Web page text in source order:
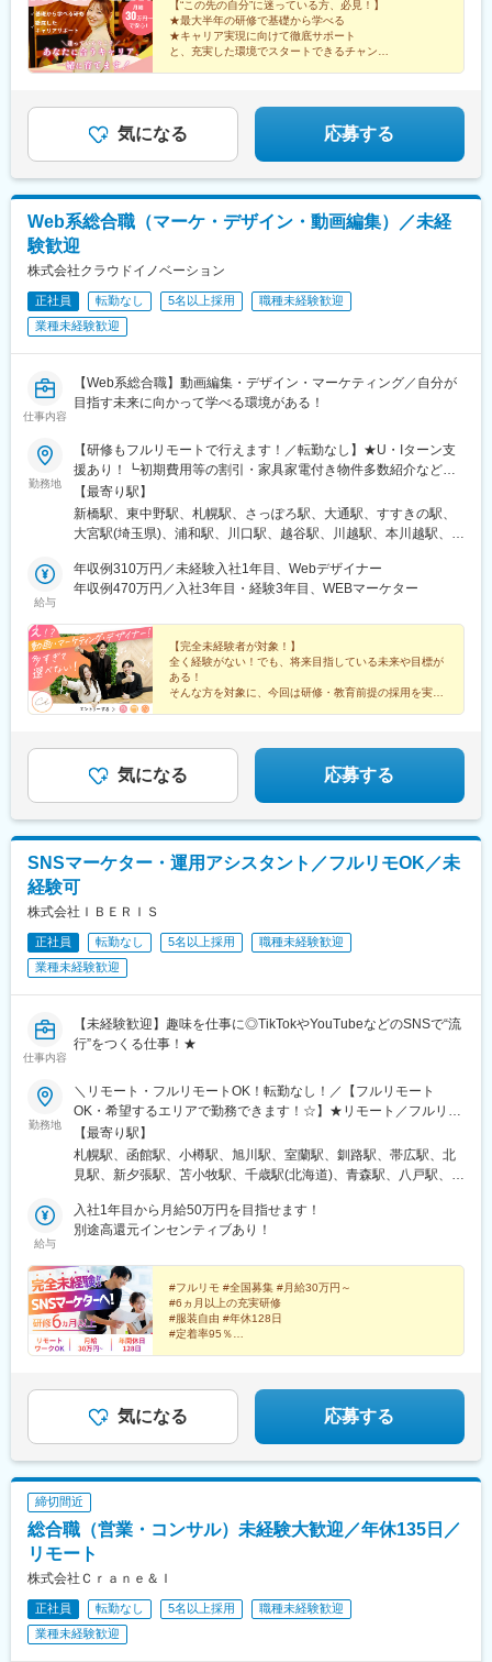
【“この先の自分”に迷っている方、必見！】
★最大半年の研修で基礎から学べる
★キャリア実現に向けて徹底サポート
と、充実した環境でスタートできるチャンス♪
★フルリモート可
★社宅・家賃補助あり
気になる 応募する
Web系総合職（マーケ・デザイン・動画編集）／未経
験歓迎
株式会社クラウドイノベーション
正社員 転勤なし 5名以上採用
職種未経験歓迎
業種未経験歓迎
仕事内容
【Web系総合職】動画編集・デザイン・マーケティング／自分が
目指す未来に向かって学べる環境がある！
勤務地
【研修もフルリモートで行えます！／転勤なし】★U・Iターン支
援あり！┗初期費用等の割引・家具家電付き物件多数紹介など★
フルリモート・テレワークOKな案件も！＜本社オフィス＞東京都
港区新橋1-12-9 新橋プレイス7F└各線「新橋駅」徒歩5分以内＜
支社オフィス＞東京都中野区東中野4-7-18 岡藤ビル203└各線
【最寄り駅】
新橋駅、東中野駅、札幌駅、さっぽろ駅、大通駅、すすきの駅、
大宮駅(埼玉県)、浦和駅、川口駅、越谷駅、川越駅、本川越駅、千
柏駅、東京駅、大手町駅(東京都)、新宿駅、新宿駅(東京メトロ)、
新宿三丁目駅、池袋駅、東池袋駅、五反田駅、六本木駅、品川
都)、渋谷駅、上野駅、京成上野駅、錦糸町駅、恵比寿駅、水道橋
駅、後楽園駅、木場駅(東京都)、中目黒駅、中野駅(東京都)、横浜
駅、川崎駅、桜木町駅、武蔵小杉駅、溝の口駅、武蔵溝ノ口駅、
西梅田駅、大阪駅、大阪梅田駅(阪神線)、梅田駅(地下鉄)、大阪梅
田駅(阪急線)、心斎橋駅、なんば駅(地下鉄)、大阪難波駅、なんば
合駅(東京都)、西４丁目駅、狸小路駅、二重橋前駅、大崎広小路
駅、乃木坂駅、高輪台駅、竹芝駅、神泉駅、稲荷町駅(東京都)、住
吉駅(東京都)、代官山駅、春日駅(東京都)、新高島駅、京急川崎
トウェイ駅、高島町駅、馬車道駅、高津駅(神奈川県)、四ツ橋駅、
給与
年収例310万円／未経験入社1年目、Webデザイナー
年収例470万円／入社3年目・経験3年目、WEBマーケター
【完全未経験者が対象！】
全く経験がない！でも、将来目指している未来や目標が
ある！
そんな方を対象に、今回は研修・教育前提の採用を実施
気になる 応募する
SNSマーケター・運用アシスタント／フルリモOK／未
経験可
株式会社ＩＢＥＲＩＳ
正社員 転勤なし 5名以上採用
職種未経験歓迎
業種未経験歓迎
仕事内容
【未経験歓迎】趣味を仕事に◎TikTokやYouTubeなどのSNSで“流
行”をつくる仕事！★
勤務地
＼リモート・フルリモートOK！転勤なし！／【フルリモート
OK・希望するエリアで勤務できます！☆】★リモート／フルリモ
ート選択可★通勤なし・全国どこからでも勤務OK★将来的には
「カフェで仕事」「旅しながら働く」も可能★転勤なし（地方在
住の方も歓迎）※研修期間中は各プロジェクト先への出社となりま
本社東京都渋谷区道玄坂1-10-8 渋谷道玄坂東急ビル2F-C■銀座東
京都中央区銀座1-12-4 N&E BLD.6F■六本木東京都港区六本木3-
間ビル■池袋東京都豊島区東池袋2-62-8 BIGオフィスプラザ池袋■
梅田大阪府大阪市北区梅田1-2-2 大阪駅前第2ビル12-12号■名古屋
愛知県名古屋市中村区名駅4-24-5 第2森ビル■博多福岡県福岡市博
多区博多駅前1-23-1 ParkFront博多駅前1丁目5F-B
【最寄り駅】
札幌駅、函館駅、小樽駅、旭川駅、室蘭駅、釧路駅、帯広駅、北
見駅、新夕張駅、苫小牧駅、千歳駅(北海道)、青森駅、八戸駅、弘
盛駅、久慈駅、仙台駅、石巻駅、杜せきのした駅、新田駅(宮城
県)、くりこま高原駅、多賀城駅、気仙沼駅、いわき駅、郡山駅(福
駅、秋田駅、横手駅、能代駅、湯沢駅、大久保駅(秋田県)、鷹ノ巣
駅、山形駅、鶴岡駅、酒田駅、米沢駅、天童駅、さくらんぼ東根
駅、寒河江駅、新庄駅、水戸駅、つくば駅、日立駅、勝田駅、土
浦駅、古河駅、取手駅、下館駅、笹川駅、牛久駅、龍ケ崎市駅、
守谷駅、水海道駅、宇都宮駅、小山駅、栃木駅、足利駅、佐野
駅、前橋駅、太田駅(群馬県)、伊勢崎駅、桐生駅、館林駅、川口元
郷駅、川越駅、所沢駅、越谷駅、草加駅、春日部駅、上尾駅、熊
谷駅、浦和駅、新座駅、狭山市駅、入間市駅、三郷駅(埼玉県)、深
駅、葛西駅、北千住駅、荻窪駅、大山駅(東京都)、八王子駅、豊洲
駅、亀有駅、町田駅、品川駅、赤羽駅、新宿三丁目駅、中野駅(東
京都)、池袋駅、目黒駅、錦糸町駅、六本木駅、渋谷駅、調布駅、
上野駅、小平駅、立川駅、日本橋駅(東京都)、吉祥寺駅、多摩セン
ター駅、青梅駅、国分寺駅、武蔵小金井駅、昭島駅、東京駅、国
駅、五井駅、千葉駅、流山おおたかの森駅、八千代台駅、習志野
駅、浦安駅(千葉県)、愛宕駅(千葉県)、木更津駅、成田駅、我孫子
駅、鎌ケ谷駅、印西牧の原駅、四街道駅、銚子駅、藤沢駅、横須
給与
入社1年目から月給50万円を目指せます！
別途高還元インセンティブあり！
#フルリモ #全国募集 #月給30万円～
#6ヵ月以上の充実研修
#服装自由 #年休128日
#定着率95％
気になる 応募する
締切間近
総合職（営業・コンサル）未経験大歓迎／年休135日／
リモート
株式会社Ｃｒａｎｅ＆Ｉ
正社員 転勤なし 5名以上採用
職種未経験歓迎
業種未経験歓迎